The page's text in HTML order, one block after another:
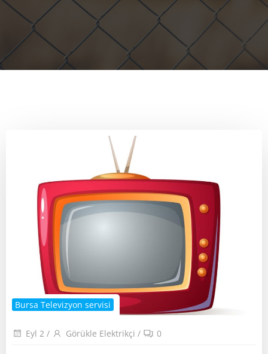
Bursa Televizyon servisi
Eyl 2 / Görükle Elektrikçi / 0